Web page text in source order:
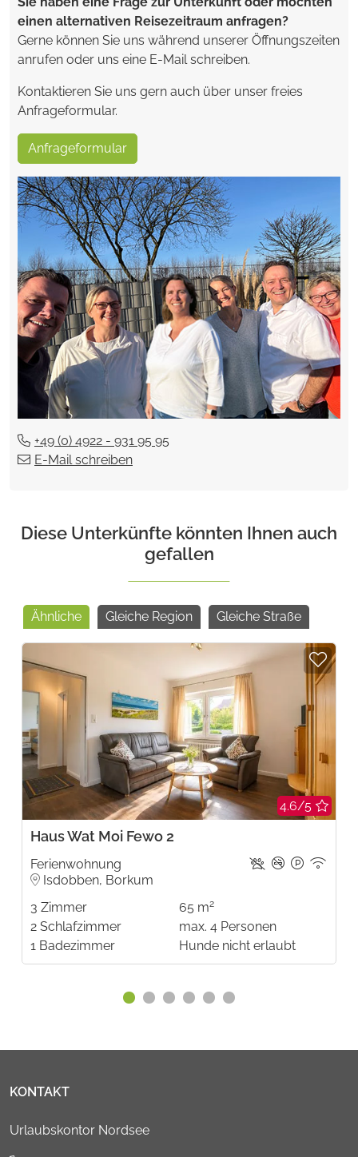
einen alternativen Reisezeitraum anfragen?
Gerne können Sie uns während unserer Öffnungszeiten
anrufen oder uns eine E-Mail schreiben.
Kontaktieren Sie uns gern auch über unser freies
Anfrageformular.
Anfrageformular
+49 (0) 4922 - 931 95 95
E-Mail schreiben
Diese Unterkünfte könnten Ihnen auch
gefallen
Ähnliche Gleiche Region Gleiche Straße
4.6/5
Haus Wat Moi Fewo 2
Ferienwohnung
Isdobben, Borkum
3 Zimmer
2 Schlafzimmer
1 Badezimmer
65 m2
max. 4 Personen
Hunde nicht erlaubt
KONTAKT
Urlaubskontor Nordsee